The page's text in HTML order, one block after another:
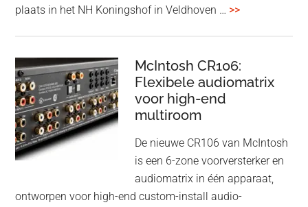
titanium
Adaptive
noise
cancelling
plaats in het NH Koningshof in Veldhoven … >>overDutch
–
4
McIntosh CR106:
Flexibele audiomatrix
voor high-end
multiroom
De nieuwe CR106 van McIntosh
is een 6-zone voorversterker en
audiomatrix in één apparaat,
ontworpen voor high-end custom-install audio-